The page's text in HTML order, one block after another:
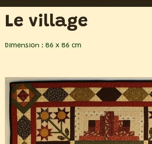
Le village
Dimension : 86 x 86 cm